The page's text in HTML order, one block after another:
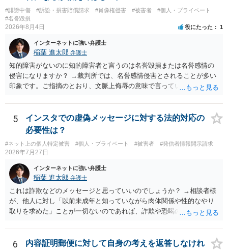
欲しい、住んでいる都道府県と区を教えてと言われたので教えたりと
言ったやり取りをしていました。 というやりとりは、青少年条例違反
（わいせつ行為）の疑いがあります。18歳未満と知らなくても処罰可
#誹謗中傷 #訴訟・損害賠償請求 #肖像権侵害 #被害者
#個人・プライベート
#名誉毀損
2026年8月4日 役にたった 1
インターネットに強い弁護士
稲葉 進太郎 弁護士
知的障害がないのに知的障害者と言うのは名誉毀損または名誉感情の
侵害になりますか？ →裁判所では、名誉感情侵害とされることが多い
印象です。ご指摘のとおり、文脈上侮辱の意味で言っている点も加味
5
インスタでの虚偽メッセージに対する法的対応の
必要性は？
#ネット上の個人特定被害 #個人・プライベート #被害者 #発信者情報開示請求
2026年7月27日
インターネットに強い弁護士
稲葉 進太郎 弁護士
これは詐欺などのメッセージと思っていいのでしょうか？ →相談者様
が、他人に対し「以前未成年と知っていながら肉体関係や性的なやり
取りを求めた」ことが一切ないのであれば、詐欺や恐喝の可能性が高
6
内容証明郵便に対して自身の考えを返答しなけれ